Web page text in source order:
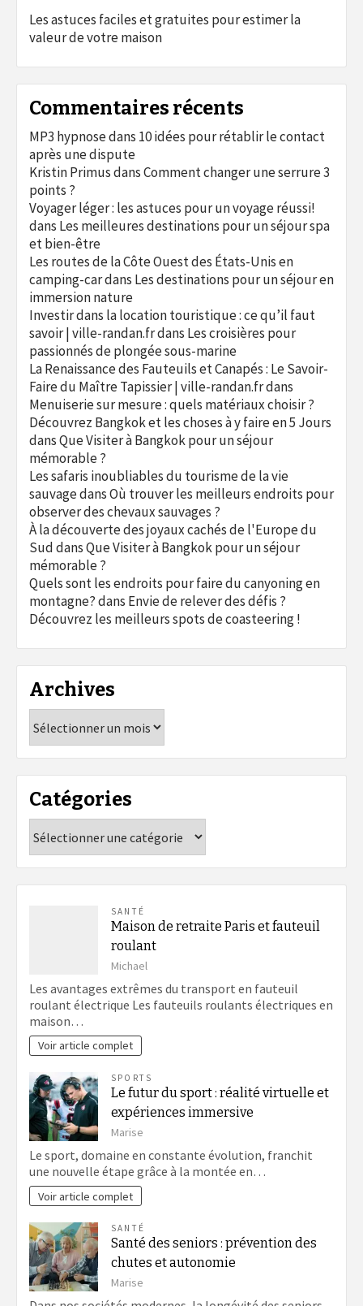
Les astuces faciles et gratuites pour estimer la
valeur de votre maison
Commentaires récents
MP3 hypnosedans 10 idées pour rétablir le contact
après une dispute
Kristin PrimusdansComment changer une serrure 3
points ?
Voyager léger : les astuces pour un voyage réussi!
dans Les meilleures destinations pour un séjour spa
et bien-être
Les routes de la Côte Ouest des États-Unis en
camping-cardans Les destinations pour un séjour en
immersion nature
Investir dans la location touristique : ce qu’il faut
savoir | ville-randan.frdans Les croisières pour
passionnés de plongée sous-marine
La Renaissance des Fauteuils et Canapés : Le Savoir-
Faire du Maître Tapissier | ville-randan.frdans
Menuiserie sur mesure : quels matériaux choisir ?
Découvrez Bangkok et les choses à y faire en 5 Jours
dansQue Visiter à Bangkok pour un séjour
mémorable ?
Les safaris inoubliables du tourisme de la vie
sauvagedansOù trouver les meilleurs endroits pour
observer des chevaux sauvages ?
À la découverte des joyaux cachés de l'Europe du
SuddansQue Visiter à Bangkok pour un séjour
mémorable ?
Quels sont les endroits pour faire du canyoning en
montagne?dans Envie de relever des défis ?
Découvrez les meilleurs spots de coasteering !
Archives
Catégories
SANTÉ
Maison de retraite Paris et fauteuil
roulant
Michael
Les avantages extrêmes du transport en fauteuil
roulant électrique Les fauteuils roulants électriques en
maison…
Voir article complet
SPORTS
Le futur du sport : réalité virtuelle et
expériences immersive
Marise
Le sport, domaine en constante évolution, franchit
une nouvelle étape grâce à la montée en…
Voir article complet
SANTÉ
Santé des seniors : prévention des
chutes et autonomie
Marise